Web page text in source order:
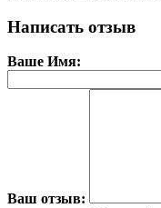
Написать отзыв
Ваше Имя:
Ваш отзыв: